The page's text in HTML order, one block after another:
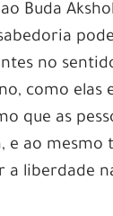
Buda
no
como elas
que as
e ao
liberdade